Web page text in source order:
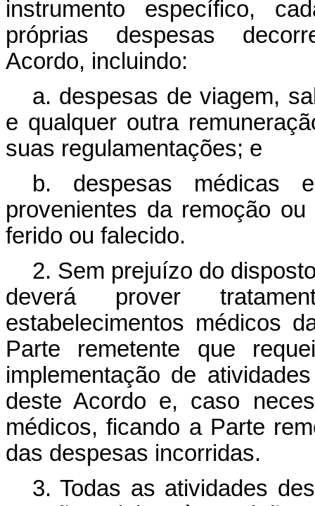
instrumento específico,
próprias despesas
Acordo, incluindo:
a. despesas de viagem,
e qualquer outra
suas regulamentações; e
b. despesas médicas
provenientes da remoção
ferido ou falecido.
2. Sem prejuízo do
deverá prover
estabelecimentos médicos
Parte remetente que
implementação de
deste Acordo e, caso
médicos, ficando a Parte
das despesas incorridas.
3. Todas as atividades